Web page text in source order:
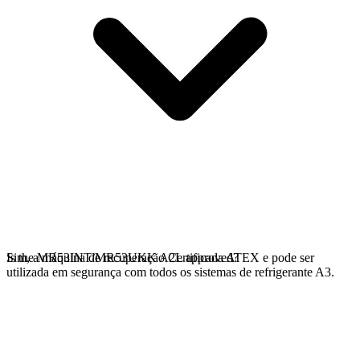
Sim, a máquina de recuperação Certificada ATEX e pode ser
utilizada em segurança com todos os sistemas de refrigerante A3.
Is the MR53INT/MR53UKK A2L approved?